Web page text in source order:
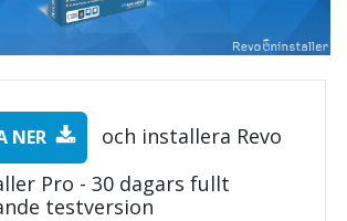
NER
och installera Revo
Pro - 30 dagars fullt
testversion